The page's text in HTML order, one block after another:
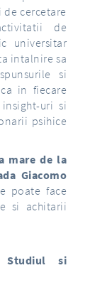
cercetare
de
universitar
intalnire sa
si
in fiecare
uri si
psihice
mare de la
Giacomo
poate face
si achitarii
Studiul si